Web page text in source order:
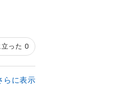
立った 0
らに表示